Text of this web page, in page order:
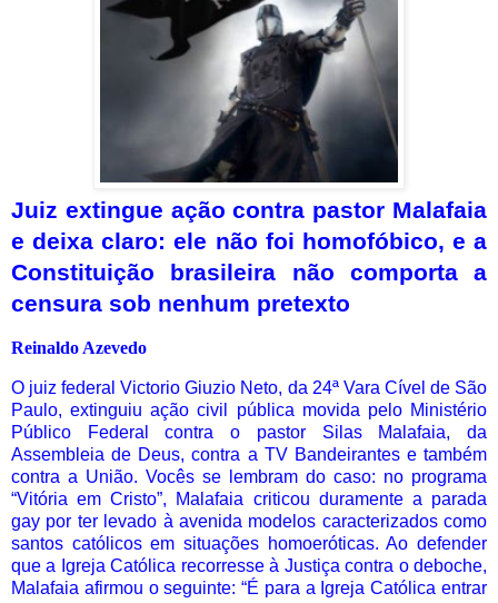
Juiz extingue ação contra pastor Malafaia
e deixa claro: ele não foi homofóbico, e a
Constituição brasileira não comporta a
censura sob nenhum pretexto
Reinaldo Azevedo
O juiz federal Victorio Giuzio Neto, da 24ª Vara Cível de São
Paulo, extinguiu ação civil pública movida pelo Ministério
Público Federal contra o pastor Silas Malafaia, da
Assembleia de Deus, contra a TV Bandeirantes e também
contra a União. Vocês se lembram do caso: no programa
“Vitória em Cristo”, Malafaia criticou duramente a parada
gay por ter levado à avenida modelos caracterizados como
santos católicos em situações homoeróticas. Ao defender
que a Igreja Católica recorresse à Justiça contra o deboche,
Malafaia afirmou o seguinte: “É para a Igreja Católica entrar